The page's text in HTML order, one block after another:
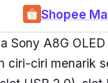
Shopee
Sony A8G
ciri-ciri menarik